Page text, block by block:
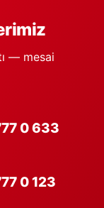
— mesai
0 633
0 123